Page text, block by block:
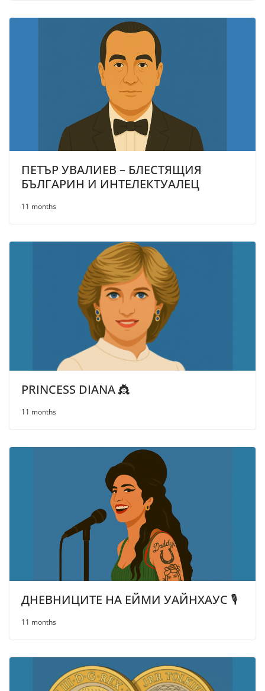
ПЕТЪР УВАЛИЕВ – БЛЕСТЯЩИЯ
БЪЛГАРИН И ИНТЕЛЕКТУАЛЕЦ
11 months
PRINCESS DIANA 👸
11 months
ДНЕВНИЦИТЕ НА ЕЙМИ УАЙНХАУС 🎙
11 months